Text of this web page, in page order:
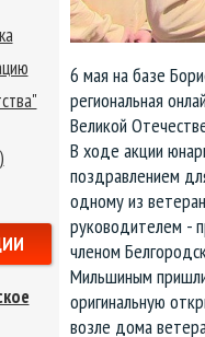
6 мая на базе
региональная
Великой
В ходе акции
поздравлением
одному из
руководителем -
членом
Мильшиным
оригинальную
возле дома